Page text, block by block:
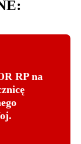
RP na